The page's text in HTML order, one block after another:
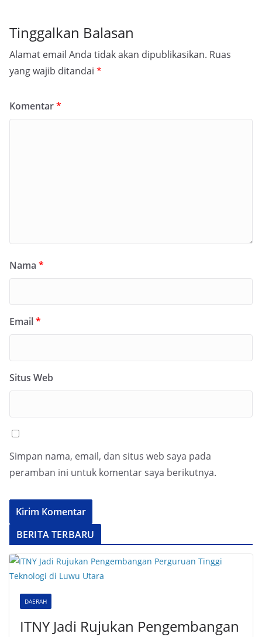
Tinggalkan Balasan
Alamat email Anda tidak akan dipublikasikan. Ruas
yang wajib ditandai *
Komentar*
Nama *
Email*
Situs Web
Simpan nama, email, dan situs web saya pada
peramban ini untuk komentar saya berikutnya.
BERITA TERBARU
DAERAH
ITNY Jadi Rujukan Pengembangan